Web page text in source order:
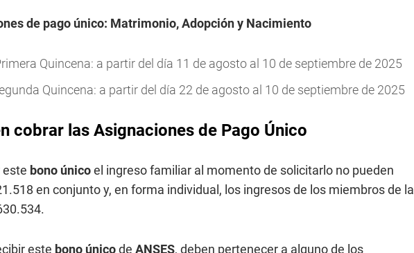
de pago único: Matrimonio, Adopción y Nacimiento
Quincena: a partir del día 11 de agosto al 10 de septiembre de 2025
Quincena: a partir del día 22 de agosto al 10 de septiembre de 2025
cobrar las Asignaciones de Pago Único
este bono únicoel ingreso familiar al momento de solicitarlo no pueden
en conjunto y, en forma individual, los ingresos de los miembros de la
este bono únicode ANSES, deben pertenecer a alguno de los